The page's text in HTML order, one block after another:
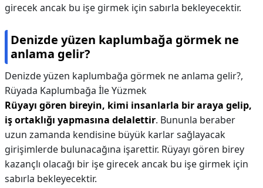
girecek ancak bu işe girmek için sabırla bekleyecektir.
Denizde yüzen kaplumbağa görmek ne
anlama gelir?
Denizde yüzen kaplumbağa görmek ne anlama gelir?,
Rüyada Kaplumbağa İle Yüzmek
Rüyayı gören bireyin, kimi insanlarla bir araya gelip,
iş ortaklığı yapmasına delalettir. Bununla beraber
uzun zamanda kendisine büyük karlar sağlayacak
girişimlerde bulunacağına işarettir. Rüyayı gören birey
kazançlı olacağı bir işe girecek ancak bu işe girmek için
sabırla bekleyecektir.